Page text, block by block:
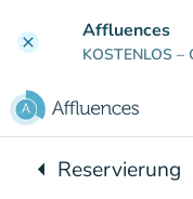
clear Affluences
KOSTENLOS –
arrow_leftZurück zu:
Reservierung